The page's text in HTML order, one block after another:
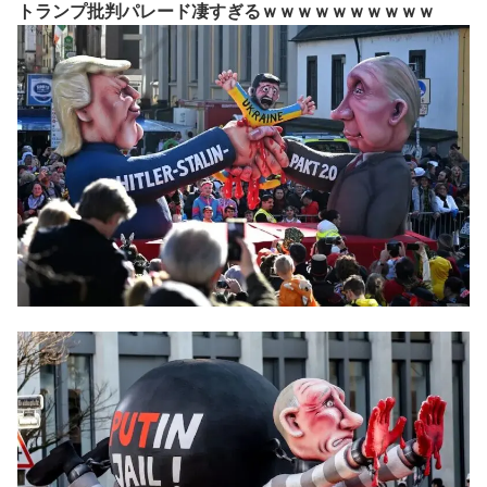
トランプ批判パレード凄すぎるｗｗｗｗｗｗｗｗｗｗ